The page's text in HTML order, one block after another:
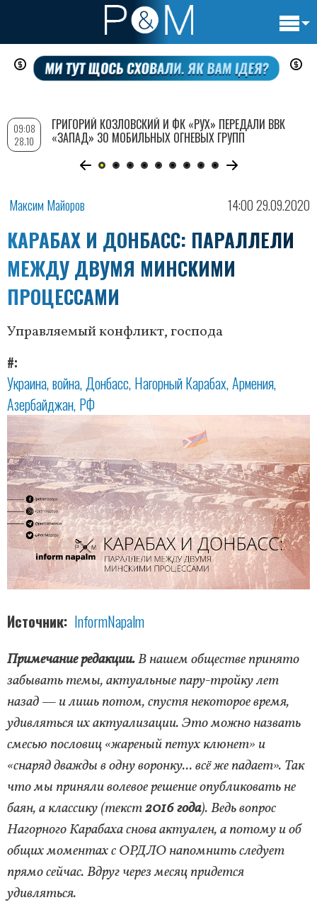
Перейти
содержанию
Максим Майоров 14:00 29.09.2020
КАРАБАХ И ДОНБАСС: ПАРАЛЛЕЛИ
МЕЖДУ ДВУМЯ МИНСКИМИ
ПРОЦЕССАМИ
Управляемый конфликт, господа
#
Украина война Донбасс Нагорный Карабах Армения
Азербайджан РФ
Источник InformNapalm
Примечание редакции.В нашем обществе принято
забывать темы, актуальные пару-тройку лет
назад — и лишь потом, спустя некоторое время,
удивляться их актуализации. Это можно назвать
смесью пословиц «жареный петух клюнет» и
«снаряд дважды в одну воронку... всё же падает». Так
что мы приняли волевое решение опубликовать не
баян, а классику (текст2016 года). Ведь вопрос
Нагорного Карабаха снова актуален, а потому и об
общих моментах с ОРДЛО напомнить следует
прямо сейчас. Вдруг через месяц придется
удивляться.
09:08
28.10
ГРИГОРИЙ КОЗЛОВСКИЙ И ФК «РУХ» ПЕРЕДАЛИ ВВК
«ЗАПАД» 30 МОБИЛЬНЫХ ОГНЕВЫХ ГРУПП